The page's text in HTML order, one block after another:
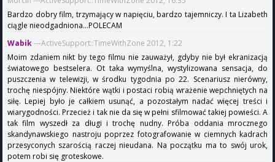
Bardzo dobry film, trzymający w napięciu, bardzo tajemniczy. I ta Lizabeth
ciągle nieodgadniona...POLECAM
Wabik---ActiveSupport::TimeWithZone 2012, 1:22
Moim zdaniem nikt by tego filmu nie zauważył, gdyby nie był ekranizacją
światowego bestselera. Ot taka wymyślna, wystylizowana sensacja, do
puszczenia w telewizji, w środku tygodnia po 22. Scenariusz nierówny,
trochę niespójny. Niektóre wątki i postaci robią wrażenie wepchniętych na
siłę. Lepiej było je całkiem usunąć, a pozostałym nadać więcej treści i
wiarygodności. Przecież i tak nie da się w pełni sfilmować takiej powieści. A
tak film wyszedł za długi i trochę nudny. Próba oddania mrocznego
skandynawskiego nastroju poprzez fotografowanie w ciemnych kadrach
przesyconych szarością raczej nieudana. Na początku ma to swój urok,
potem robi się groteskowe.